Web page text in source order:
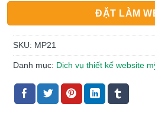
ĐẶT LÀM
SKU: MP21
Danh mục: Dịch vụ thiết kế website